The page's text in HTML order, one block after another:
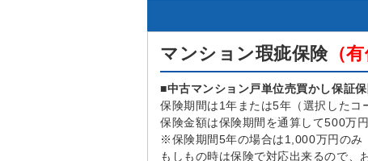
マンション瑕疵保険（有
■中古マンション戸単位売買かし保証保
保険期間は1年または5年（選択したコ
保険金額は保険期間を通算して500万
※保険期間5年の場合は1,000万円のみ
もしもの時は保険で対応出来るので、